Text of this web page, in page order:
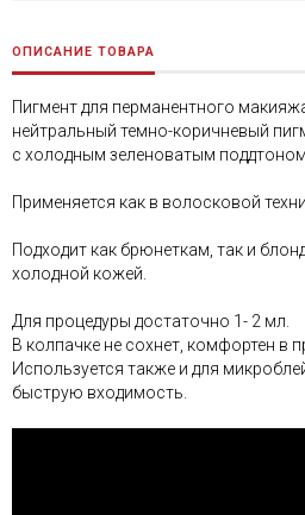
ОПИСАНИЕ ТОВАРА
Пигмент для перманентного
нейтральный темно-коричневый
с холодным зеленоватым
Применяется как в волосковой
Подходит как брюнеткам, так и
холодной кожей.
Для процедуры достаточно 1- 2 мл.
В колпачке не сохнет, комфортен в
Используется также и для
быструю входимость.